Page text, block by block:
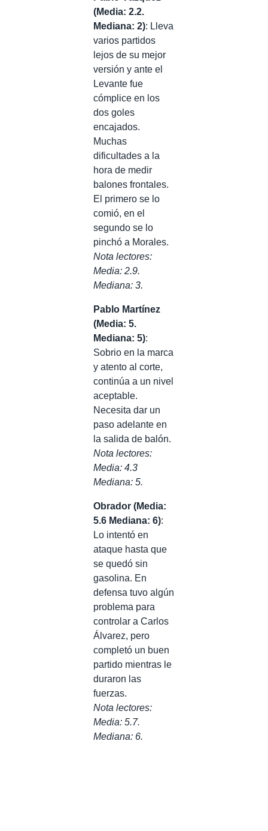
(Media: 2.2.
Mediana: 2): Lleva
varios partidos
lejos de su mejor
versión y ante el
Levante fue
cómplice en los
dos goles
encajados.
Muchas
dificultades a la
hora de medir
balones frontales.
El primero se lo
comió, en el
segundo se lo
pinchó a Morales.
Nota lectores:
Media: 2.9.
Mediana: 3.
Pablo Martínez
(Media: 5.
Mediana: 5):
Sobrio en la marca
y atento al corte,
continúa a un nivel
aceptable.
Necesita dar un
paso adelante en
la salida de balón.
Nota lectores:
Media: 4.3
Mediana: 5.
Obrador (Media:
5.6 Mediana: 6):
Lo intentó en
ataque hasta que
se quedó sin
gasolina. En
defensa tuvo algún
problema para
controlar a Carlos
Álvarez, pero
completó un buen
partido mientras le
duraron las
fuerzas.
Nota lectores:
Media: 5.7.
Mediana: 6.